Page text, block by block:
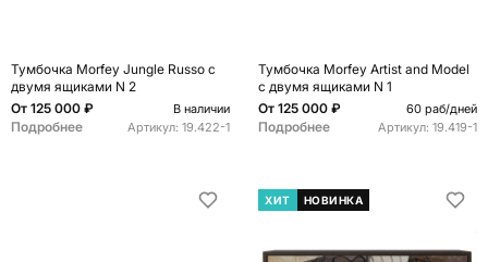
Тумбочка Morfey Jungle Russo с
двумя ящиками N 2
От 125 000 ₽ В наличии
Подробнее Артикул: 19.422-1
Тумбочка Morfey Artist and Model
с двумя ящиками N 1
От 125 000 ₽ 60 раб/дней
Подробнее Артикул: 19.419-1
ХИТ НОВИНКА